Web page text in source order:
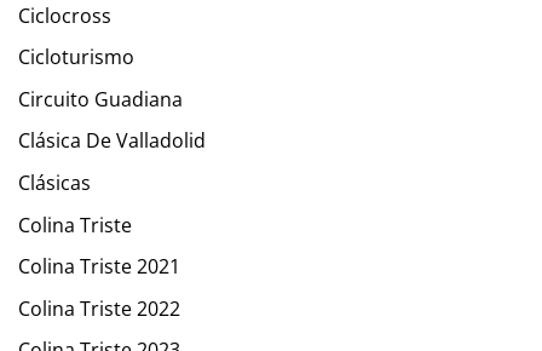
Ciclocross
Cicloturismo
Circuito Guadiana
Clásica De Valladolid
Clásicas
Colina Triste
Colina Triste 2021
Colina Triste 2022